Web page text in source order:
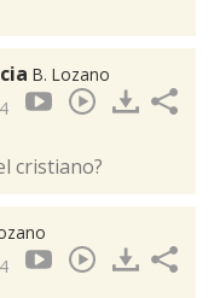
B. Lozano
cristiano?